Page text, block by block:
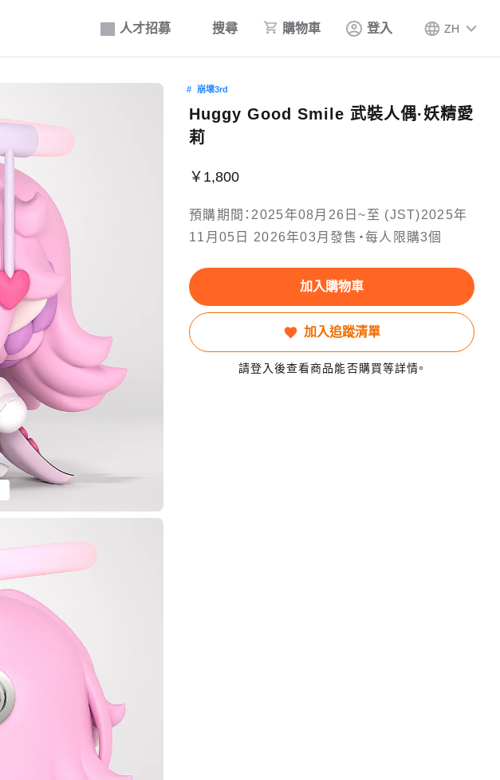
人才招募 搜尋 購物車 登入 ZH
崩壞3rd
Huggy Good Smile 武裝人偶·妖精愛
莉
￥1,800
預購期間：2025年08月26日~至 (JST)2025年
11月05日 2026年03月發售・每人限購3個
加入購物車
加入追蹤清單
請登入後查看商品能否購買等詳情。